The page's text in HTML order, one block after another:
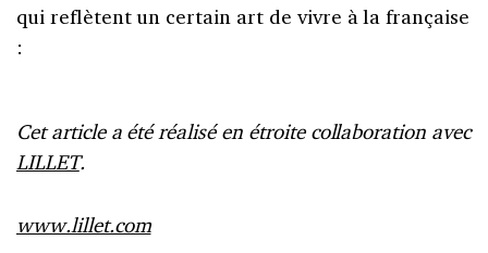
qui reflètent un certain art de vivre à la française
:
Cet article a été réalisé en étroite collaboration avec
LILLET.
www.lillet.com